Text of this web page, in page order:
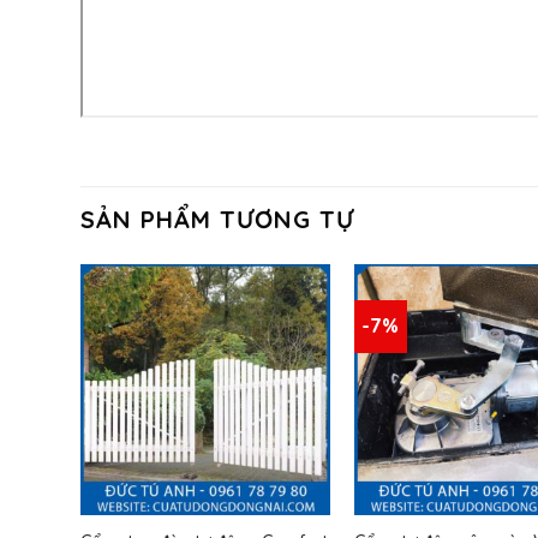
SẢN PHẨM TƯƠNG TỰ
-7%